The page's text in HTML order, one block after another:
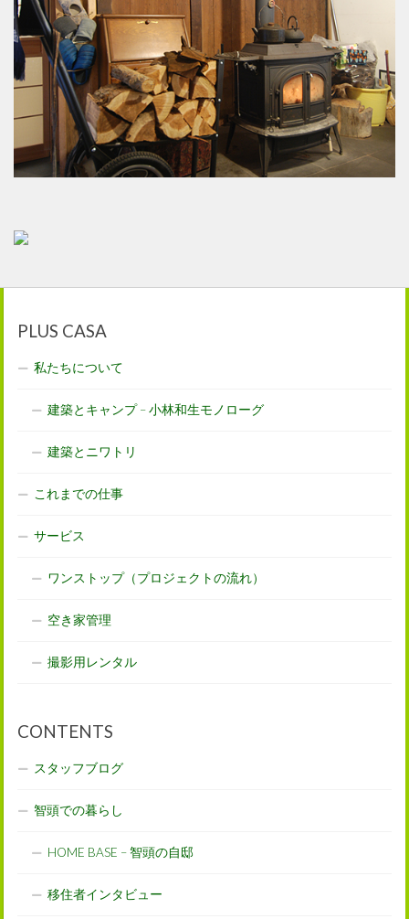
PLUS CASA
私たちについて
建築とキャンプ – 小林和生モノローグ
建築とニワトリ
これまでの仕事
サービス
ワンストップ（プロジェクトの流れ）
空き家管理
撮影用レンタル
CONTENTS
スタッフブログ
智頭での暮らし
HOME BASE – 智頭の自邸
移住者インタビュー